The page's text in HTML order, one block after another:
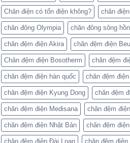
Chăn điện có tốn điện không? chăn
chăn đông Olympia chăn đông sông
chăn đệm điện Akira chăn đệm điện
Chăn đệm điện Bosotherm chăn đệm
chăn đệm điện hàn quốc chăn đệm
chăn đệm điện Kyung Dong chăn đệm
chăn đệm điện Medisana chăn đệm
chăn đệm điện Nhật Bản chăn đệm
chăn đệm điện Đài Loan chăn đệm